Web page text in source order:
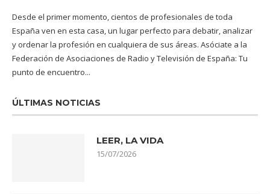
Desde el primer momento, cientos de profesionales de toda
España ven en esta casa, un lugar perfecto para debatir, analizar
y ordenar la profesión en cualquiera de sus áreas. Asóciate a la
Federación de Asociaciones de Radio y Televisión de España: Tu
punto de encuentro...
ÚLTIMAS NOTICIAS
LEER, LA VIDA
15/07/2026